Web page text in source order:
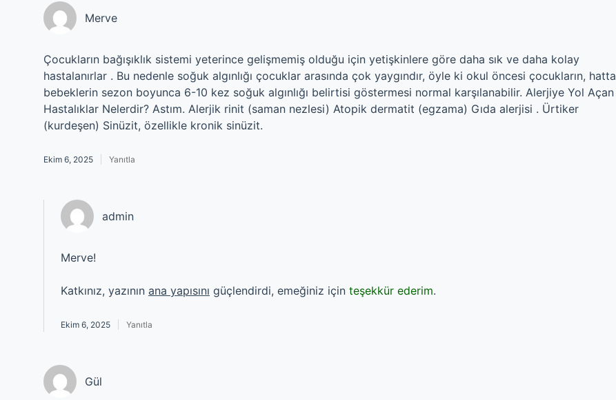
Merve
Çocukların bağışıklık sistemi yeterince gelişmemiş olduğu için yetişkinlere göre daha sık ve daha kolay
hastalanırlar . Bu nedenle soğuk algınlığı çocuklar arasında çok yaygındır, öyle ki okul öncesi çocukların, hatta
bebeklerin sezon boyunca 6-10 kez soğuk algınlığı belirtisi göstermesi normal karşılanabilir. Alerjiye Yol Açan
Hastalıklar Nelerdir? Astım. Alerjik rinit (saman nezlesi) Atopik dermatit (egzama) Gıda alerjisi . Ürtiker
(kurdeşen) Sinüzit, özellikle kronik sinüzit.
Ekim 6, 2025 Yanıtla
admin
Merve!
Katkınız, yazının ana yapısını güçlendirdi, emeğiniz için teşekkür ederim.
Ekim 6, 2025 Yanıtla
Gül